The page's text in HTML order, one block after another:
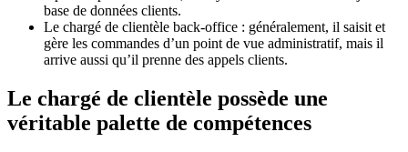
base de données clients.
Le chargé de clientèle back-office : généralement, il saisit et
gère les commandes d’un point de vue administratif, mais il
arrive aussi qu’il prenne des appels clients.
Le chargé de clientèle possède une
véritable palette de compétences